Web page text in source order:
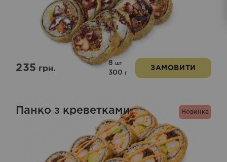
235грн.
8 шт
300 г
ЗАМОВИТИ
Новинка
Панко з креветками